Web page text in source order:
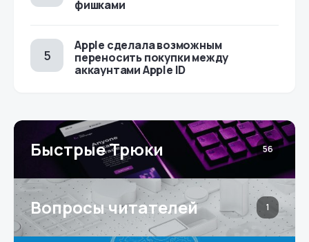
фишками
Apple сделала возможным
переносить покупки между
аккаунтами Apple ID
Быстрые Трюки 56
Вопросы читателей 1